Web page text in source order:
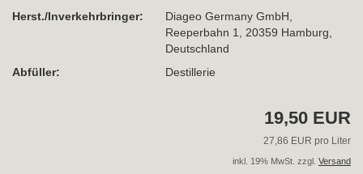
Herst./Inverkehrbringer:
Diageo Germany GmbH,
Reeperbahn 1, 20359 Hamburg,
Deutschland
Abfüller:
Destillerie
19,50 EUR
27,86 EUR pro Liter
inkl. 19% MwSt. zzgl. Versand